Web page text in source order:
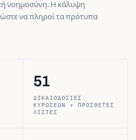
νοημοσύνη. Η κάλυψη
να πληροί τα πρότυπα
51
ΔΙΚΑΙΟΔΟΣΊΕΣ
ΚΥΡΏΣΕΩΝ + ΠΡΌΣΘΕΤΕΣ
ΛΊΣΤΕΣ